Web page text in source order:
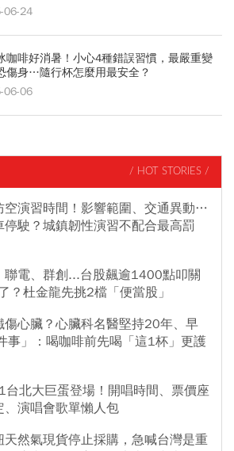
06-24
咖啡好消暑！小心4種錯誤習慣，最嚴重變
傷身…隨行杯怎麼用最安全？
06-06
/ HOT STORIES /
空演習時間！影響範圍、交通異動…
駛？城鎮韌性演習不配合最高罰
聯電、群創...台股飆逾1400點叩關
？杜金龍先挑2檔「便當股」
傷心臟？心臟科名醫堅持20年、早
事」：喝咖啡前先喝「這1杯」更護
北大巨蛋登場！開唱時間、票價座
演唱會歌單懶人包
然氣現貨停止採購，急喊台灣是重